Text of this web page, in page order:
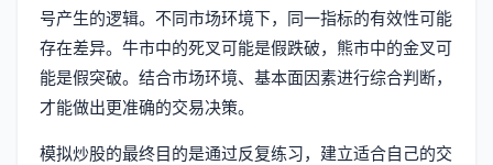
号产生的逻辑。不同市场环境下，同一指标的有效性可能
存在差异。牛市中的死叉可能是假跌破，熊市中的金叉可
能是假突破。结合市场环境、基本面因素进行综合判断，
才能做出更准确的交易决策。
模拟炒股的最终目的是通过反复练习，建立适合自己的交